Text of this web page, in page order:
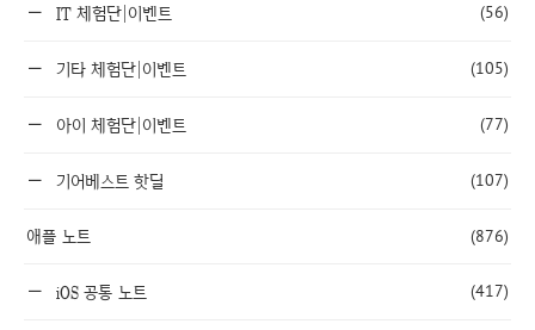
IT 체험단|이벤트 (56)
기타 체험단|이벤트 (105)
아이 체험단|이벤트 (77)
기어베스트 핫딜 (107)
애플 노트 (876)
iOS 공통 노트 (417)